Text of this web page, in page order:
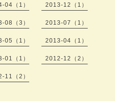
04（1） 2013-12（1）
08（3） 2013-07（1）
05（1） 2013-04（1）
01（1） 2012-12（2）
11（2）